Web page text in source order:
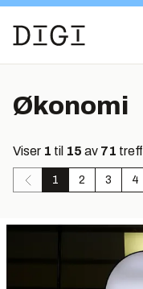
Økonomi
Viser 1 til 15 av 71 treff
1 2 3 4